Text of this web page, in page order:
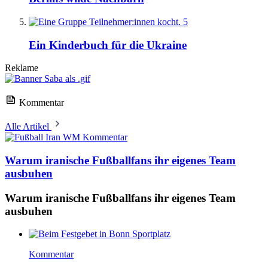
5
Ein Kinderbuch für die Ukraine
Reklame
Kommentar
Alle Artikel
Kommentar
Warum iranische Fußballfans ihr eigenes Team
ausbuhen
Warum iranische Fußballfans ihr eigenes Team
ausbuhen
Kommentar